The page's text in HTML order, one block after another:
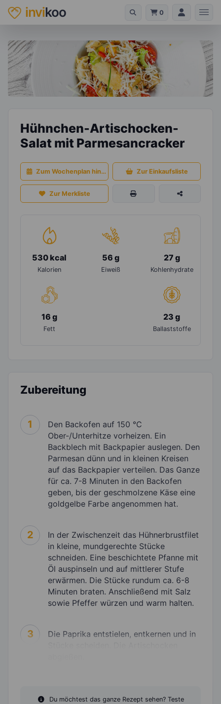
invikoo 0
Hühnchen-Artischocken-
Salat mit Parmesancracker
Zum Wochenplan hinzufügen Zur Einkaufsliste
Zur Merkliste
530 kcal
Kalorien
56 g
Eiweiß
27 g
Kohlenhydrate
16 g
Fett
23 g
Ballaststoffe
Zubereitung
1
Den Backofen auf 150 °C
Ober-/Unterhitze vorheizen. Ein
Backblech mit Backpapier auslegen. Den
Parmesan dünn und in kleinen Kreisen
auf das Backpapier verteilen. Das Ganze
für ca. 7-8 Minuten in den Backofen
geben, bis der geschmolzene Käse eine
goldgelbe Farbe angenommen hat.
2
In der Zwischenzeit das Hühnerbrustfilet
in kleine, mundgerechte Stücke
schneiden. Eine beschichtete Pfanne mit
Öl auspinseln und auf mittlerer Stufe
erwärmen. Die Stücke rundum ca. 6-8
Minuten braten. Anschließend mit Salz
sowie Pfeffer würzen und warm halten.
3
Die Paprika entstielen, entkernen und in
Du möchtest das ganze Rezept sehen? Teste